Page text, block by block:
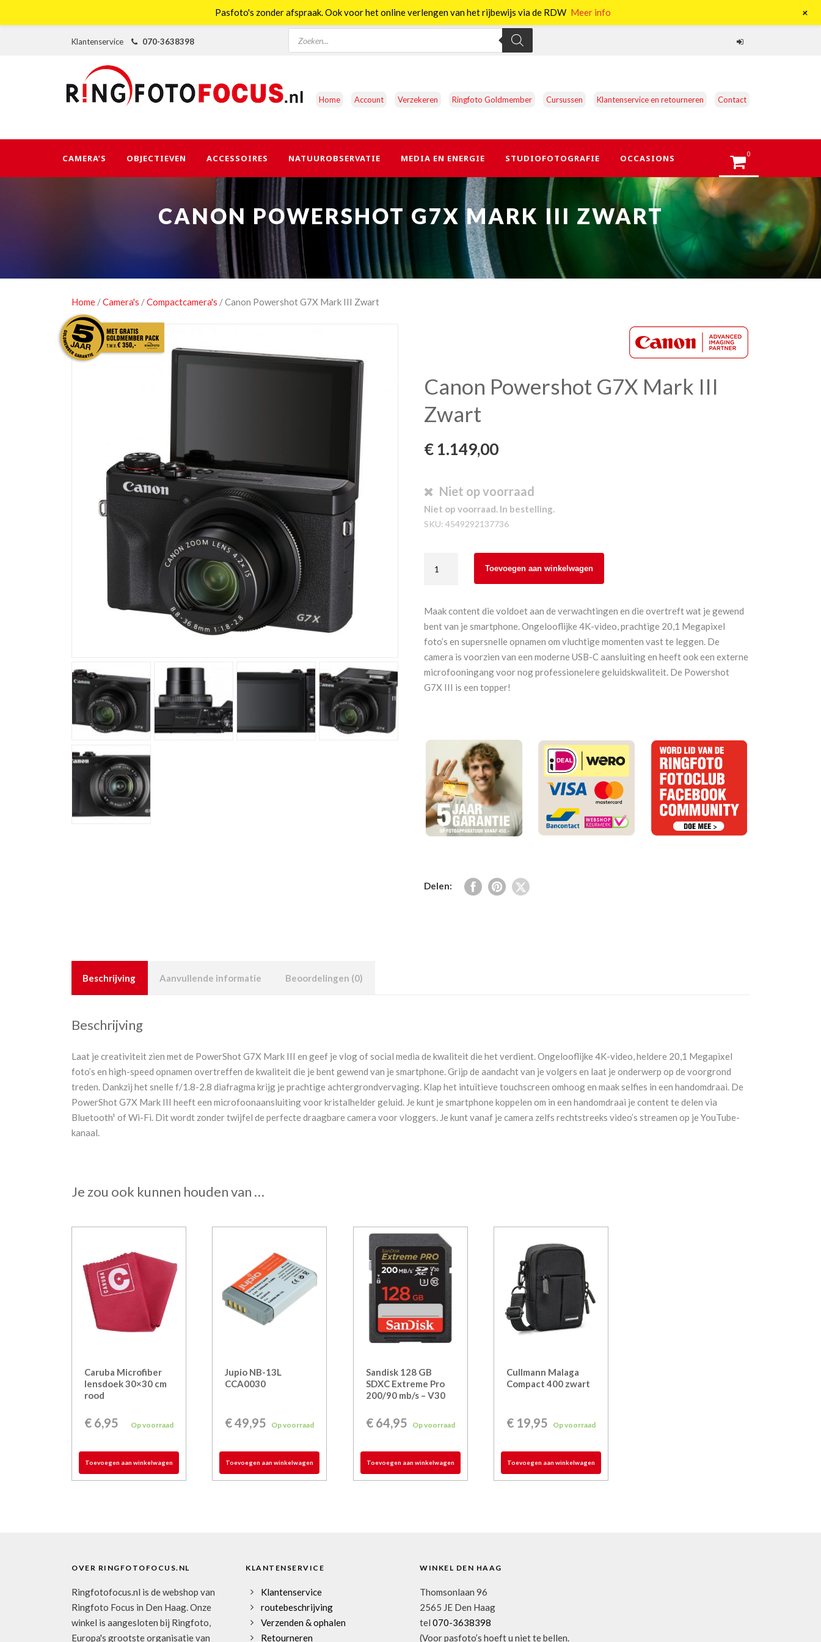
Klantenservice 070-3638398
Producten
zoeken
Home Account Verzekeren Ringfoto Goldmember Cursussen Klantenservice en retourneren Contact
CAMERA’S OBJECTIEVEN ACCESSOIRES NATUUROBSERVATIE MEDIA EN ENERGIE STUDIOFOTOGRAFIE OCCASIONS 0
CANON POWERSHOT G7X MARK III ZWART
Home /Camera's /Compactcamera's / Canon Powershot G7X Mark III Zwart
Canon Powershot G7X Mark III
Zwart
€ 1.149,00
Niet op voorraad
Niet op voorraad. In bestelling.
SKU:4549292137736
Powershot
Mark
III
Zwart
Toevoegen aan winkelwagen
Maak content die voldoet aan de verwachtingen en die overtreft wat je gewend
bent van je smartphone. Ongelooflijke 4K-video, prachtige 20,1 Megapixel
foto’s en supersnelle opnamen om vluchtige momenten vast te leggen. De
camera is voorzien van een moderne USB-C aansluiting en heeft ook een externe
microfooningang voor nog professionelere geluidskwaliteit. De Powershot
G7X III is een topper!
Delen:
Beschrijving Aanvullende informatie Beoordelingen (0)
Beschrijving
Laat je creativiteit zien met de PowerShot G7X Mark III en geef je vlog of social media de kwaliteit die het verdient. Ongelooflijke 4K-video, heldere 20,1 Megapixel
foto’s en high-speed opnamen overtreffen de kwaliteit die je bent gewend van je smartphone. Grijp de aandacht van je volgers en laat je onderwerp op de voorgrond
treden. Dankzij het snelle f/1.8-2.8 diafragma krijg je prachtige achtergrondvervaging. Klap het intuïtieve touchscreen omhoog en maak selfies in een handomdraai. De
PowerShot G7X Mark III heeft een microfoonaansluiting voor kristalhelder geluid. Je kunt je smartphone koppelen om in een handomdraai je content te delen via
Bluetooth¹ of Wi-Fi. Dit wordt zonder twijfel de perfecte draagbare camera voor vloggers. Je kunt vanaf je camera zelfs rechtstreeks video’s streamen op je YouTube-
kanaal.
Je zou ook kunnen houden van …
Caruba Microfiber
lensdoek 30×30 cm
rood
€ 6,95 Op voorraad
Toevoegen aan winkelwagen
Jupio NB-13L
CCA0030
€49,95 Op voorraad
Toevoegen aan winkelwagen
Sandisk 128 GB
SDXC Extreme Pro
200/90 mb/s – V30
€64,95 Op voorraad
Toevoegen aan winkelwagen
Cullmann Malaga
Compact 400 zwart
€19,95 Op voorraad
Toevoegen aan winkelwagen
OVER RINGFOTOFOCUS.NL
Ringfotofocus.nl is de webshop van
Ringfoto Focus in Den Haag. Onze
winkel is aangesloten bij Ringfoto,
Europa's grootste organisatie van
KLANTENSERVICE
Klantenservice
routebeschrijving
Verzenden & ophalen
Retourneren
WINKEL DEN HAAG
Thomsonlaan 96
2565 JE Den Haag
tel 070-3638398
(Voor pasfoto’s hoeft u niet te bellen.
Pasfoto's zonder afspraak. Ook voor het online verlengen van het rijbewijs via de RDW Meer info +